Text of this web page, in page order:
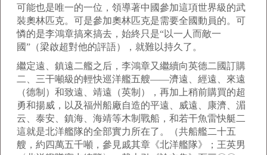
可能也是唯一的一位，領導著中國參加這項世界級的武
裝奧林匹克。可是參加奧林匹克是需要全國動員的。可
憐的是李鴻章搞來搞去，始終只是“以一人而敵一
國”（梁啟超對他的評語），就難以持久了。
繼定遠、鎮遠二艦之后，李鴻章又繼續向英德二國訂購
二、三干噸級的輕快巡洋艦五艘——濟遠、經遠、來遠
（德制）和致遠、靖遠（英制），再加上稍前購買的超
勇和揚威，以及福州船廠自造的平遠、威遠、康濟、湄
云、泰安、鎮海、海靖等木制戰船，和若干魚雷快艇二
這就是北洋艦隊的全部實力所在了。（共船艦二十五
艘，約四萬五千噸，參見戚其章《北洋艦隊》；王英男